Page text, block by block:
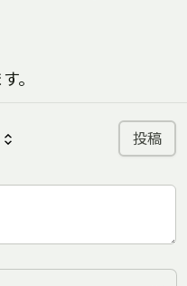
。
投稿